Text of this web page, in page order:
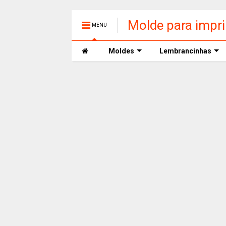
MENU Molde para
Moldes Lembrancinhas